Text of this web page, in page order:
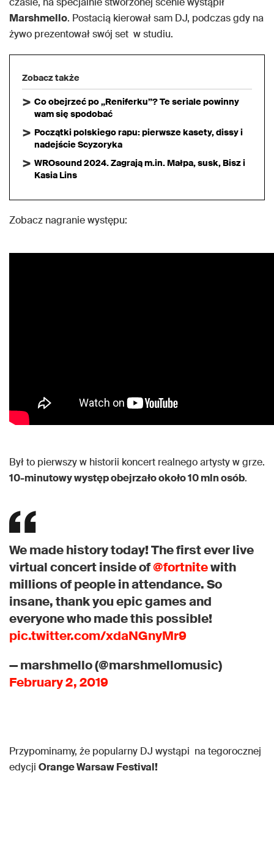
Marshmello. Postacią kierował sam DJ, podczas gdy na
żywo prezentował swój set w studiu.
Zobacz także
Co obejrzeć po „Reniferku”? Te seriale powinny
wam się spodobać
Początki polskiego rapu: pierwsze kasety, dissy i
nadejście Scyzoryka
WROsound 2024. Zagrają m.in. Małpa, susk, Bisz i
Kasia Lins
Zobacz nagranie występu:
Był to pierwszy w historii koncert realnego artysty w grze.
10-minutowy występ obejrzało około 10 mln osób.
We made history today! The first ever live
virtual concert inside of@fortnitewith
millions of people in attendance. So
insane, thank you epic games and
everyone who made this possible!
pic.twitter.com/xdaNGnyMr9
— marshmello (@marshmellomusic)
February 2, 2019
Przypominamy, że popularny DJ wystąpi na tegorocznej
edycji Orange Warsaw Festival!